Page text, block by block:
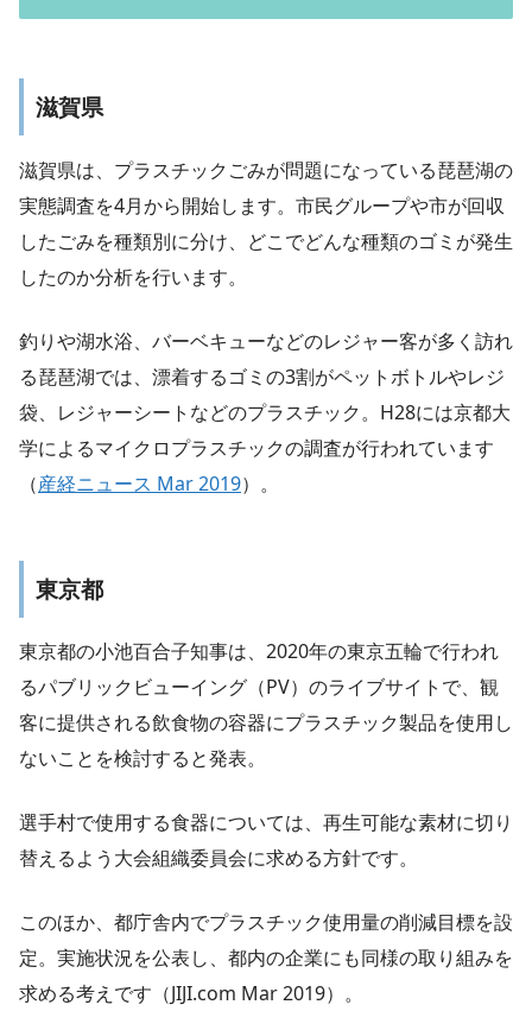
滋賀県
滋賀県は、プラスチックごみが問題になっている琵琶湖の
実態調査を4月から開始します。市民グループや市が回収
したごみを種類別に分け、どこでどんな種類のゴミが発生
したのか分析を行います。
釣りや湖水浴、バーベキューなどのレジャー客が多く訪れ
る琵琶湖では、漂着するゴミの3割がペットボトルやレジ
袋、レジャーシートなどのプラスチック。H28には京都大
学によるマイクロプラスチックの調査が行われています
（産経ニュース Mar 2019）。
東京都
東京都の小池百合子知事は、2020年の東京五輪で行われ
るパブリックビューイング（PV）のライブサイトで、観
客に提供される飲食物の容器にプラスチック製品を使用し
ないことを検討すると発表。
選手村で使用する食器については、再生可能な素材に切り
替えるよう大会組織委員会に求める方針です。
このほか、都庁舎内でプラスチック使用量の削減目標を設
定。実施状況を公表し、都内の企業にも同様の取り組みを
求める考えです（JIJI.com Mar 2019）。